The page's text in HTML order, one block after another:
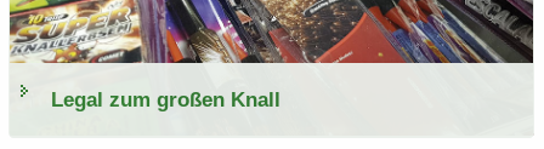
Legal zum gro­ßen Knall